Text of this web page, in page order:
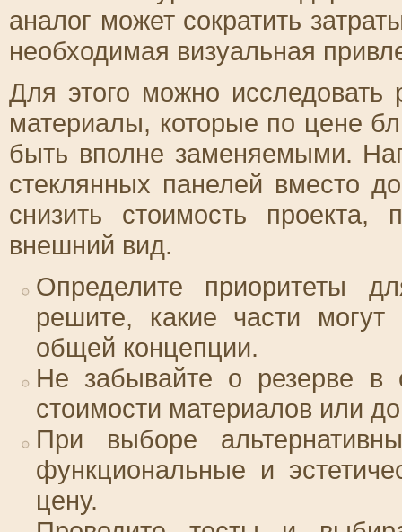
аналог может сократить
необходимая визуальная
Для этого можно исследовать
материалы, которые по цене
быть вполне заменяемыми.
стеклянных панелей вместо
снизить стоимость
внешний вид.
Определите приоритеты
решите, какие части
общей концепции.
Не забывайте о резерве в
стоимости материалов или
При выборе
функциональные и
цену.